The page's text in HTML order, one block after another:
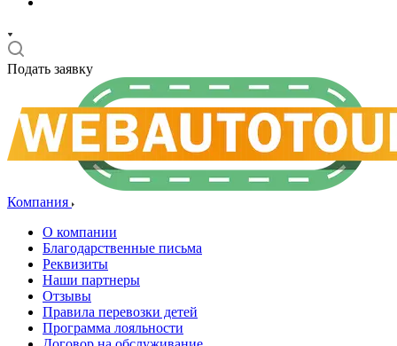
Подать заявку
Компания
О компании
Благодарственные письма
Реквизиты
Наши партнеры
Отзывы
Правила перевозки детей
Программа лояльности